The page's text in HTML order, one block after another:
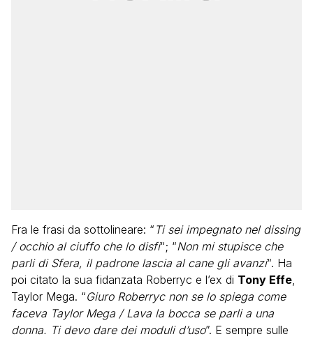
Fra le frasi da sottolineare: “ Ti sei impegnato nel dissing
/ occhio al ciuffo che lo disfi“; “Non mi stupisce che
parli di Sfera, il padrone lascia al cane gli avanzi“. Ha
poi citato la sua fidanzata Roberryc e l’ex di Tony Effe,
Taylor Mega. “Giuro Roberryc non se lo spiega come
faceva Taylor Mega / Lava la bocca se parli a una
donna. Ti devo dare dei moduli d’uso”. E sempre sulle